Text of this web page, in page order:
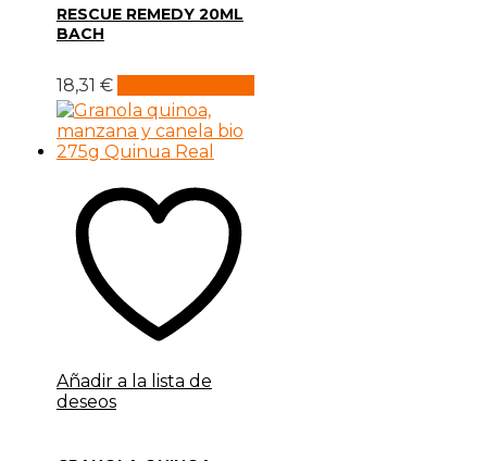
RESCUE REMEDY 20ML
BACH
18,31 €
Añadir a la lista de
deseos